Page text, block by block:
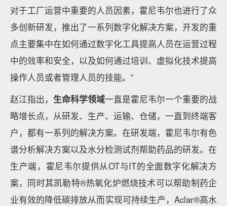
对于工厂运营中重要的人员因素，霍尼韦尔也进行了众
多创新研发，推出了一系列数字化解决方案，开发的重
点主要集中在如何通过数字化工具提高人员在运营过程
中的效率和安全，以及如何通过培训、虚拟化技术提高
操作人员或者管理人员的技能。”
赵江指出， 生命科学领域一直是霍尼韦尔一个重要的战
略增长点，从研发、生产、运输、仓储，一直到终端客
户，都有一系列的解决方案。在研发端，霍尼韦尔有色
谱分析解决方案以及水分检测试剂帮助药品的研发。在
生产端，霍尼韦尔提供从OT与IT的全面数字化解决方
案，同时其凯勒特®热氧化炉燃烧技术可以帮助制药企
业有效的降低碳排放从而实现可持续生产，Aclar®高水